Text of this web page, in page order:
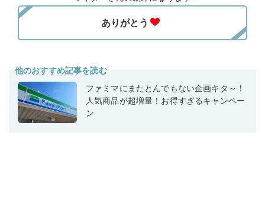
他のおすすめ記事を読む
ファミマにまたとんでもない企画キタ～！
人気商品が超増量！お得すぎるキャンペー
ン